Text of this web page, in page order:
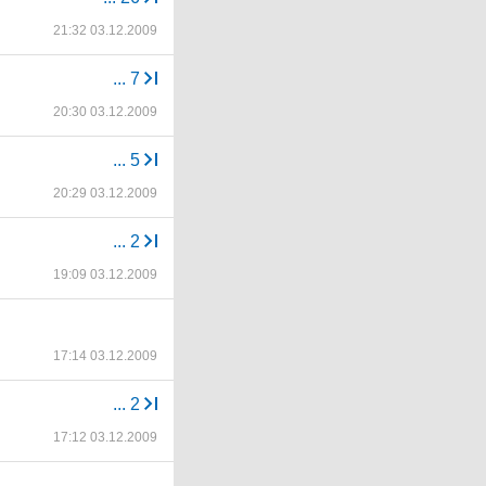
21:32 03.12.2009
... 7
20:30 03.12.2009
... 5
20:29 03.12.2009
... 2
19:09 03.12.2009
17:14 03.12.2009
... 2
17:12 03.12.2009